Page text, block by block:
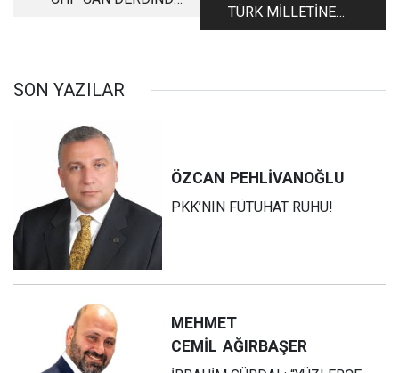
TÜRK MİLLETİNE
HATIRLATMALAR...
SON YAZILAR
ÖZCAN PEHLİVANOĞLU
PKK’NIN FÜTUHAT RUHU!
MEHMET
CEMİL AĞIRBAŞER